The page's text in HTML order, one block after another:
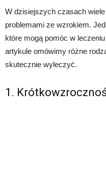
W dzisiejszych czasach
problemami ze wzrokiem.
które mogą pomóc w
artykule omówimy różne
skutecznie wyleczyć.
1.